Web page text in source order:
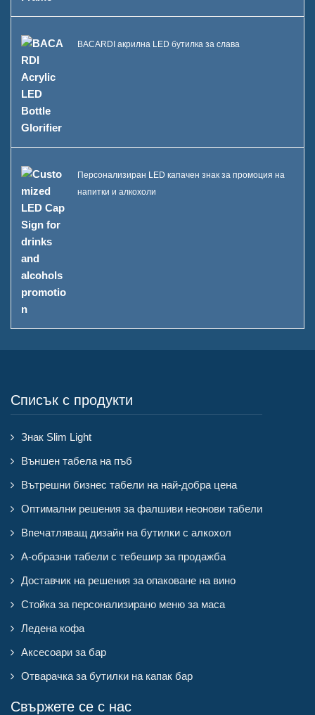
BACARDI акрилна LED бутилка за слава
Персонализиран LED капачен знак за промоция на
напитки и алкохоли
Списък с продукти
Знак Slim Light
Външен табела на пъб
Вътрешни бизнес табели на най-добра цена
Оптимални решения за фалшиви неонови табели
Впечатляващ дизайн на бутилки с алкохол
А-образни табели с тебешир за продажба
Доставчик на решения за опаковане на вино
Стойка за персонализирано меню за маса
Ледена кофа
Аксесоари за бар
Отварачка за бутилки на капак бар
Свържете се с нас